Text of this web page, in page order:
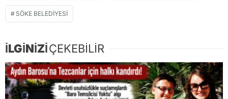
SÖKE BELEDIYESI
İLGİNİZİÇEKEBİLİR